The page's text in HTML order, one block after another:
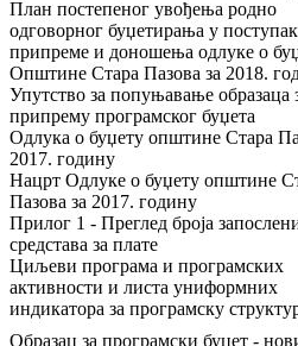
План постепеног увођења родно
одговорног буџетирања у поступак
припреме и доношења одлуке о
Општине Стара Пазова за 2018.
Упутство за попуњавање образаца
припрему програмског буџета
Одлука о буџету општине Стара
2017. годину
Нацрт Одлуке о буџету општине
Пазова за 2017. годину
Прилог 1 - Преглед броја
средстава за плате
Циљеви програма и програмских
активности и листа униформних
индикатора за програмску
Образац за програмски буџет -